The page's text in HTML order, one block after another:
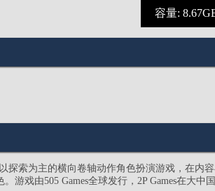
容量:
探索为主的横向卷轴动作角色扮演游戏，在内
游戏由505 Games全球发行，2P Games在大中